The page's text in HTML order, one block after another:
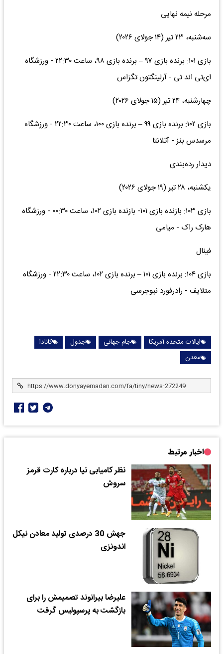
مرحله نیمه نهایی
سه‌شنبه، ۲۳ تیر (۱۴ جولای ۲۰۲۶)
بازی ۱۰۱: برنده بازی ۹۷ – برنده بازی ۹۸، ساعت ۲۲:۳۰ - ورزشگاه
ای‌تی اند تی - آرلینگتون تگزاس
چهارشنبه، ۲۴ تیر (۱۵ جولای ۲۰۲۶)
بازی ۱۰۲: برنده بازی ۹۹ – برنده بازی ۱۰۰، ساعت ۲۲:۳۰ - ورزشگاه
مرسدس بنز - آتلانتا
دیدار رده‌بندی
یکشنبه، ۲۸ تیر (۱۹ جولای ۲۰۲۶)
بازی ۱۰۳: بازنده بازی ۱۰۱- بازنده بازی ۱۰۲، ساعت ۰۰:۳۰ - ورزشگاه
هارک راک - میامی
فینال
بازی ۱۰۴: برنده بازی ۱۰۱ – برنده بازی ۱۰۲، ساعت ۲۲:۳۰ - ورزشگاه
متلایف - رادرفورد نیوجرسی
ایالات متحده آمریکا جام جهانی جدول
کانادا
معدن
اخبار مرتبط
نظر کامیابی نیا درباره کارت قرمز
سروش
جهش 30 درصدی تولید معادن نیکل
اندونزی
علیرضا بیرانوند تصمیمش را برای
بازگشت به پرسپولیس گرفت